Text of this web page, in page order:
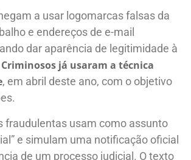
a usar logomarcas falsas da
e endereços de e-mail
dar aparência de legitimidade à
Criminosos já usaram a técnica
, em abril deste ano, com o objetivo
fraudulentas usam como assunto
e simulam uma notificação oficial
de um processo judicial. O texto